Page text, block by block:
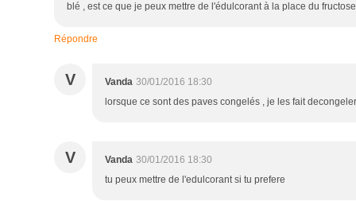
blé , est ce que je peux mettre de l'édulcorant à la place du
Répondre
V Vanda 30/01/2016 18:30
lorsque ce sont des paves congelés , je les fait
V Vanda 30/01/2016 18:30
tu peux mettre de l'edulcorant si tu prefere